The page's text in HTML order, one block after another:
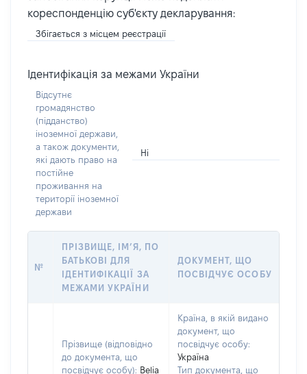
кореспонденцію суб'єкту декларування:
Збігається з місцем реєстрації
Ідентифікація за межами України
Відсутнє
громадянство
(підданство)
іноземної держави,
а також документи,
які дають право на
постійне
проживання на
території іноземної
держави
Ні
№
ПРІЗВИЩЕ, ІМ’Я, ПО
БАТЬКОВІ ДЛЯ
ІДЕНТИФІКАЦІЇ ЗА
МЕЖАМИ УКРАЇНИ
ДОКУМЕНТ, ЩО
ПОСВІДЧУЄ ОСОБУ
Прізвище (відповідно
до документа, що
посвідчує особу): Belia
Країна, в якій видано
документ, що
посвідчує особу:
Україна
Тип документа, що